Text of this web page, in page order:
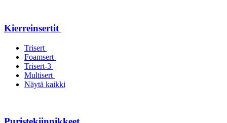
Kierreinsertit
Trisert
Foamsert
Trisert-3
Multisert
Näytä kaikki